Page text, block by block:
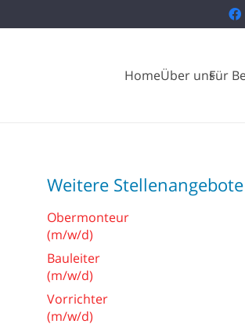
HomeÜber unsFür
Weitere Stellenangebote
Obermonteur
(m/w/d)
Bauleiter
(m/w/d)
Vorrichter
(m/w/d)